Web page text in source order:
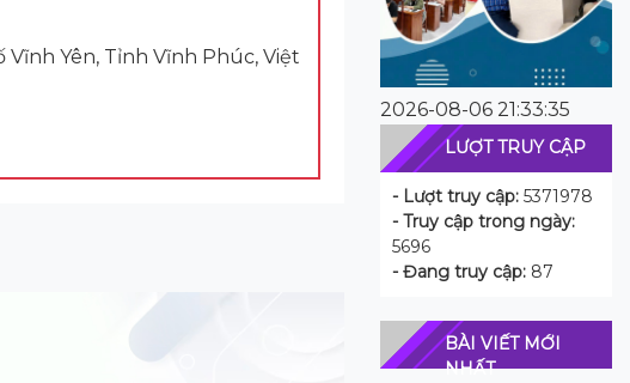
Vĩnh Yên, Tỉnh Vĩnh Phúc, Việt
2026-08-06 21:33:35
LƯỢT TRUY CẬP
- Lượt truy cập: 5371978
- Truy cập trong ngày:
5696
- Đang truy cập: 87
BÀI VIẾT MỚI
NHẤT